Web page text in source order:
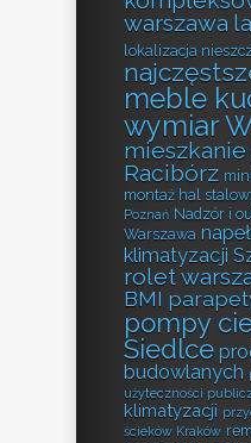
warszawa
lokalizacja
meble
wymiar
Racibórz
montaż hal
Poznań Nadzór i
Warszawa
klimatyzacji
rolet
BMI
pompy
Siedlce
budowlanych
użyteczności
klimatyzacji
ścieków Kraków